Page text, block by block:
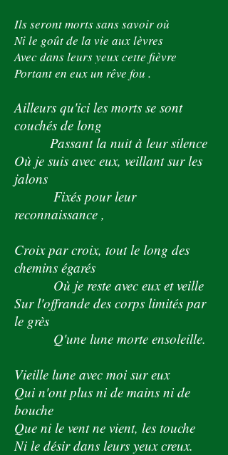
Ils seront morts sans savoir où
Ni le goût de la vie aux lèvres
Avec dans leurs yeux cette fièvre
Portant en eux un rêve fou .
Ailleurs qu'ici les morts se sont
couchés de long
Passant la nuit à leur silence
Où je suis avec eux, veillant sur les
jalons
Fixés pour leur
reconnaissance ,
Croix par croix, tout le long des
chemins égarés
Où je reste avec eux et veille
Sur l'offrande des corps limités par
le grès
Q'une lune morte ensoleille.
Vieille lune avec moi sur eux
Qui n'ont plus ni de mains ni de
bouche
Que ni le vent ne vient, les touche
Ni le désir dans leurs yeux creux.